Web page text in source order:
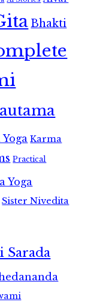
Bhakti
Karma
Practical
Yoga
Sister Nivedita
Sarada